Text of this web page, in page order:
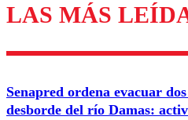
LAS MÁS
Senapred ordena evacuar
desborde del río Damas: